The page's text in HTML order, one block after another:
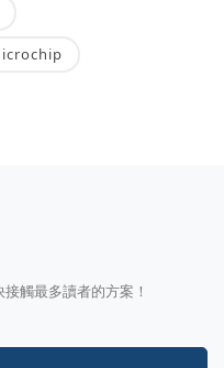
觸最多讀者的方案！